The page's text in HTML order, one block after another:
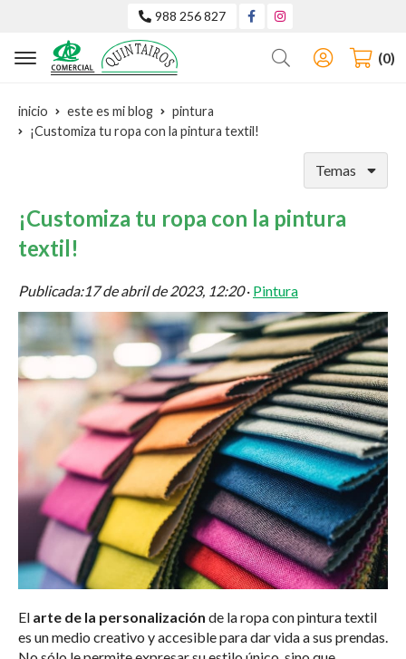
988 256 827
Buscar 0
inicio este es mi blog
pintura
¡Customiza tu ropa con la pintura textil!
Temas
¡Customiza tu ropa con la pintura
textil!
Publicada:17 de abril de 2023, 12:20· Pintura
El arte de la personalización de la ropa con pintura textil
es un medio creativo y accesible para dar vida a sus prendas.